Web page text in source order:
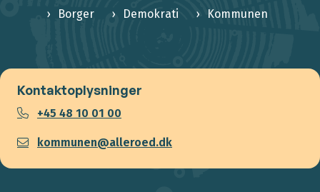
Borger Demokrati Kommunen
Kontaktoplysninger
+45 48 10 01 00
kommunen@alleroed.dk